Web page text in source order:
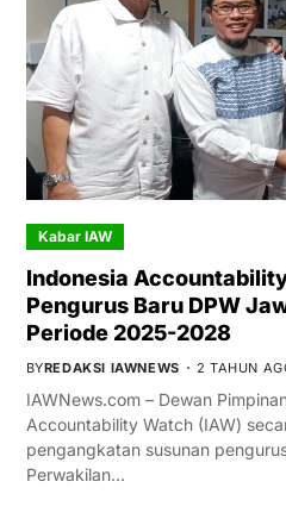
Kabar IAW
Indonesia
Pengurus Baru DPW
Periode 2025-2028
BYREDAKSI IAWNEWS 2 TAHUN
IAWNews.com – Dewan
Accountability Watch (IAW)
pengangkatan susunan
Perwakilan…